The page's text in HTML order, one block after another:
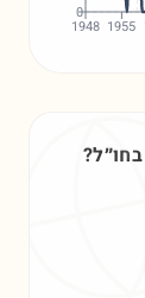
1948 1955
0